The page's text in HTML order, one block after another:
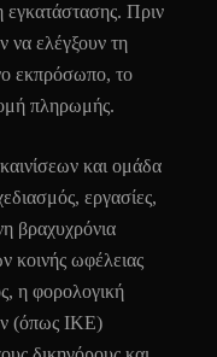
εγκατάστασης. Πριν
να ελέγξουν τη
εκπρόσωπο, το
πληρωμής.
και ομάδα
εργασίες,
βραχυχρόνια
κοινής ωφέλειας
η φορολογική
(όπως ΙΚΕ)